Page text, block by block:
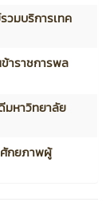
วมบริการเทค
าราชการพล
มหาวิทยาลัย
กยภาพผู้